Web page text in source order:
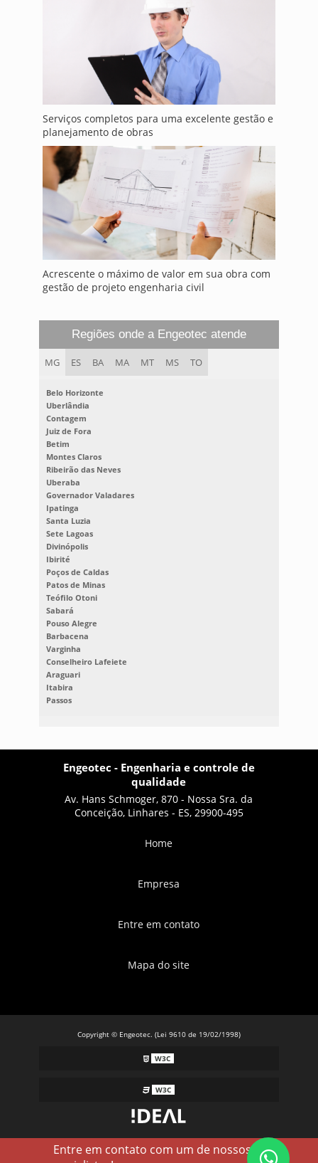
Entre em contato com um de nossos
Serviços completos para uma excelente gestão e
planejamento de obras
Acrescente o máximo de valor em sua obra com
gestão de projeto engenharia civil
Regiões onde a Engeotec atende
MG ES BA MA MT MS TO
Belo Horizonte
Uberlândia
Contagem
Juiz de Fora
Betim
Montes Claros
Ribeirão das Neves
Uberaba
Governador Valadares
Ipatinga
Santa Luzia
Sete Lagoas
Divinópolis
Ibirité
Poços de Caldas
Patos de Minas
Teófilo Otoni
Sabará
Pouso Alegre
Barbacena
Varginha
Conselheiro Lafeiete
Araguari
Itabira
Passos
Engeotec - Engenharia e controle de
qualidade
Av. Hans Schmoger, 870 - Nossa Sra. da
Conceição, Linhares - ES, 29900-495
Home
Empresa
Entre em contato
Mapa do site
Copyright © Engeotec. (Lei 9610 de 19/02/1998)
W3C
W3C